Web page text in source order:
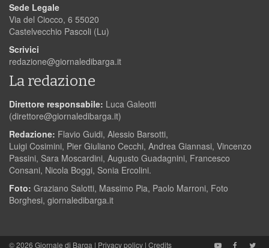
Sede Legale
Via del Ciocco, 6 55020
Castelvecchio Pascoli (Lu)
Scrivici
redazione@giornaledibarga.it
La redazione
Direttore responsabile: Luca Galeotti
(direttore@giornaledibarga.it)
Redazione: Flavio Guidi, Alessio Barsotti,
Luigi Cosimini, Pier Giuliano Cecchi, Andrea Giannasi, Vincenzo
Passini, Sara Moscardini, Augusto Guadagnini, Francesco
Consani, Nicola Boggi, Sonia Ercolini.
Foto: Graziano Salotti, Massimo Pia, Paolo Marroni, Foto
Borghesi, giornaledibarga.it
© 2026 Giornale di Barga | Privacy policy | Credits